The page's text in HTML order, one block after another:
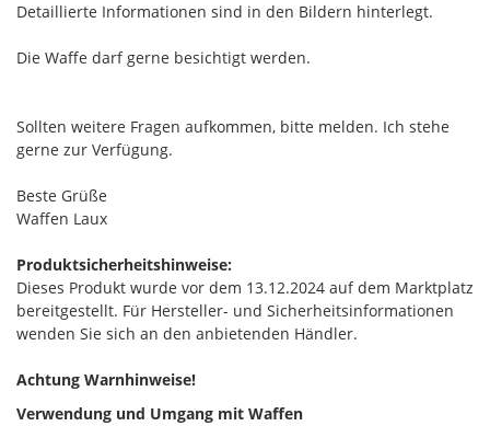
Detaillierte Informationen sind in den Bildern hinterlegt.
Die Waffe darf gerne besichtigt werden.
Sollten weitere Fragen aufkommen, bitte melden. Ich stehe
gerne zur Verfügung.
Beste Grüße
Waffen Laux
Produktsicherheitshinweise:
Dieses Produkt wurde vor dem 13.12.2024 auf dem Marktplatz
bereitgestellt. Für Hersteller- und Sicherheitsinformationen
wenden Sie sich an den anbietenden Händler.
Achtung Warnhinweise!
Verwendung und Umgang mit Waffen